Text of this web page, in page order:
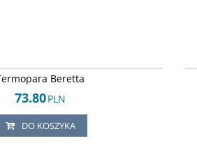
Beretta
73.80PLN
DO KOSZYKA